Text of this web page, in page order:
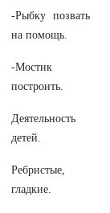
-Рыбку позвать
на помощь.
-Мостик
построить.
Деятельность
детей.
Ребристые,
гладкие.